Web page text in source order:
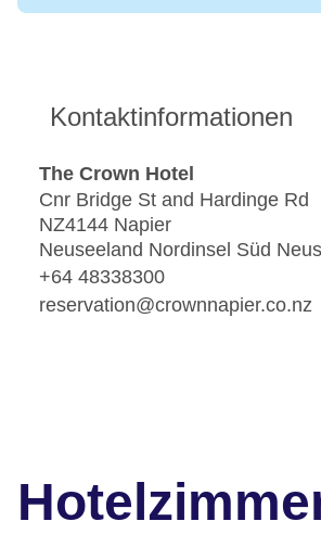
Kontaktinformationen
The Crown Hotel
Cnr Bridge St and Hardinge Rd
NZ4144 Napier
Neuseeland Nordinsel Süd
+64 48338300
reservation@crownnapier.co.nz